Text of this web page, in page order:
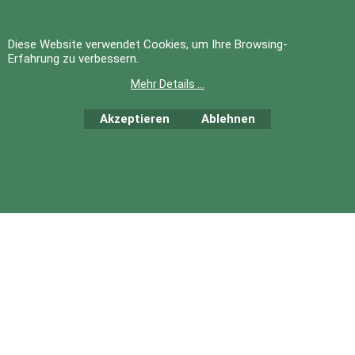
Diese Website verwendet Cookies, um Ihre Browsing-
Erfahrung zu verbessern.
Mehr Details ...
Akzeptieren Ablehnen